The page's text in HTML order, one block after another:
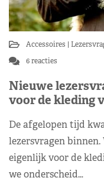
Accessoires
6 reacties
Nieuwe
voor de kleding
De afgelopen tijd
lezersvragen
eigenlijk voor de
we onderscheid…